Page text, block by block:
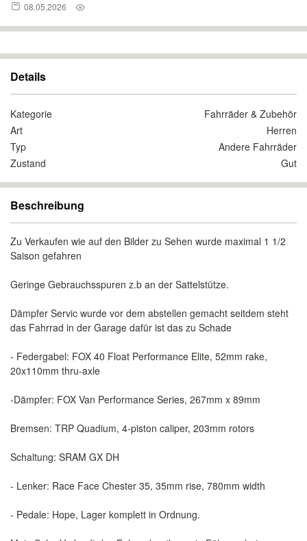
08.05.2026
Details
Kategorie
Fahrräder & Zubehör
Art
Herren
Typ
Andere Fahrräder
Zustand
Gut
Beschreibung
Zu Verkaufen wie auf den Bilder zu Sehen wurde maximal 1 1/2
Saison gefahren
Geringe Gebrauchsspuren z.b an der Sattelstütze.
Dämpfer Servic wurde vor dem abstellen gemacht seitdem steht
das Fahrrad in der Garage dafür ist das zu Schade
- Federgabel: FOX 40 Float Performance Elite, 52mm rake,
20x110mm thru-axle
-Dämpfer: FOX Van Performance Series, 267mm x 89mm
Bremsen: TRP Quadium, 4-piston caliper, 203mm rotors
Schaltung: SRAM GX DH
- Lenker: Race Face Chester 35, 35mm rise, 780mm width
- Pedale: Hope, Lager komplett in Ordnung.